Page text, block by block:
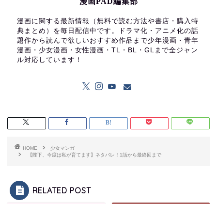
漫画に関する最新情報（無料で読む方法や書店・購入特
典まとめ）を毎日配信中です。ドラマ化・アニメ化の話
題作から読んで欲しいおすすめ作品まで少年漫画・青年
漫画・少女漫画・女性漫画・TL・BL・GLまで全ジャン
ル対応しています！
HOME
少女マンガ
【陛下、今度は私が育てます】ネタバレ！1話から最終回まで
RELATED POST